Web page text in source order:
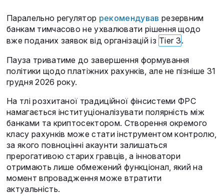
Паралельно регулятор рекомендував резервним
банкам тимчасово не ухвалювати рішення щодо
вже поданих заявок від організацій із Tier 3.
Пауза триватиме до завершення формування
політики щодо платіжних рахунків, але не пізніше 31
грудня 2026 року.
На тлі розхитаної традиційної фінсистеми ФРС
намагається інституціоналізувати полярність між
банками та криптосектором. Створення окремого
класу рахунків може стати інструментом контролю,
за якого повноцінні акаунти залишаться
прерогативою старих гравців, а інноватори
отримають лише обмежений функціонал, який на
момент впровадження може втратити
актуальність.